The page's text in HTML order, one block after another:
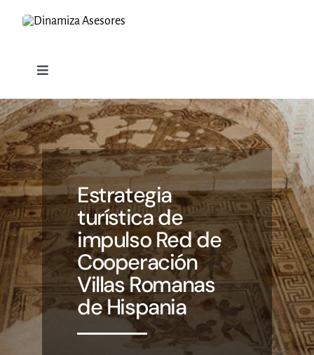
Toggle
Navigation
SERVICIOS
PROYECTOS
CLIENTES
DINAMIZA
BLOG
CONTACTO
Estrategia
turística de
impulso Red de
Cooperación
Villas Romanas
de Hispania